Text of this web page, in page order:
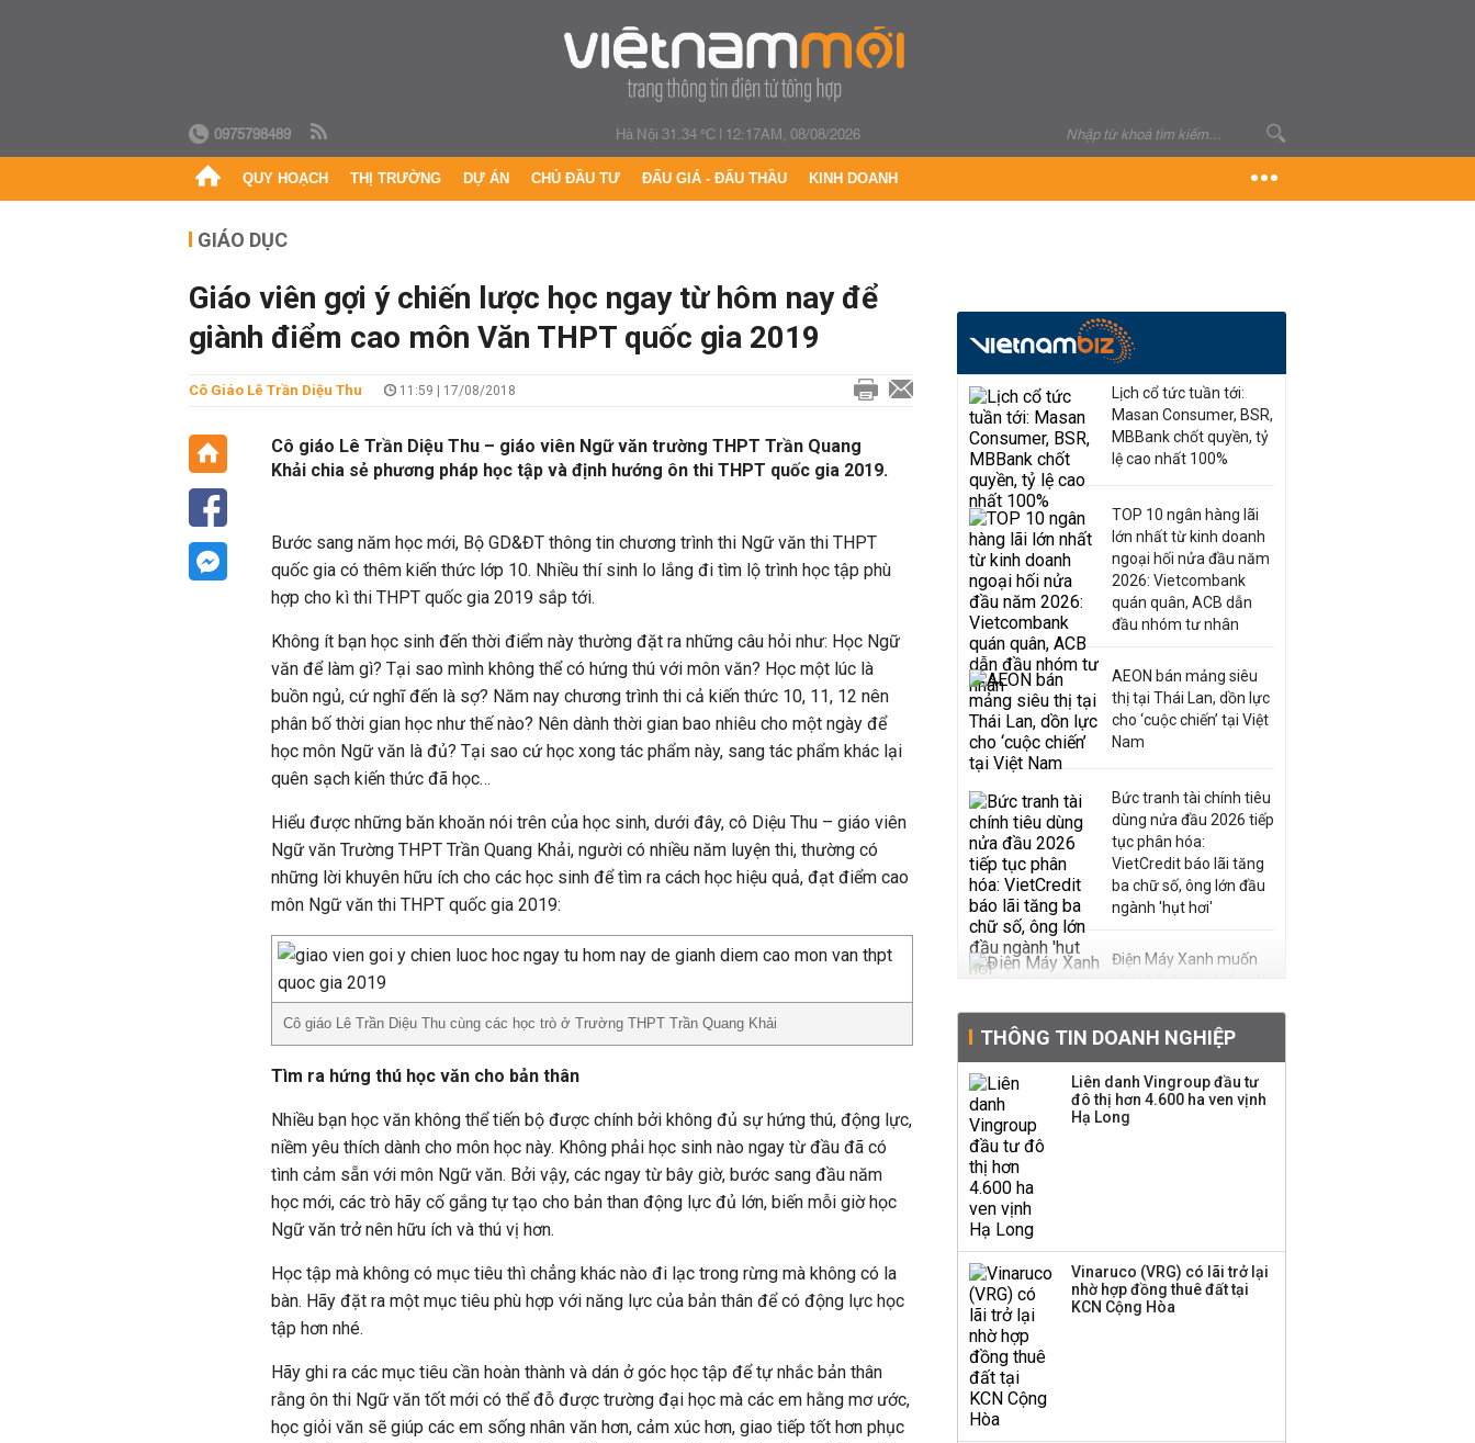
0975798489 Hà Nội 31.34 °C| 12:17AM, 08/08/2026
QUY HOẠCH THỊ TRƯỜNG DỰ ÁN CHỦ ĐẦU TƯ ĐẤU GIÁ - ĐẤU THẦU KINH DOANH
GIÁO DỤC
Giáo viên gợi ý chiến lược học ngay từ hôm nay để
giành điểm cao môn Văn THPT quốc gia 2019
Cô Giáo Lê Trần Diệu Thu 11:59 | 17/08/2018
Cô giáo Lê Trần Diệu Thu – giáo viên Ngữ văn trường THPT Trần Quang
Khải chia sẻ phương pháp học tập và định hướng ôn thi THPT quốc gia 2019.
Bước sang năm học mới, Bộ GD&ĐT thông tin chương trình thi Ngữ văn thi THPT
quốc gia có thêm kiến thức lớp 10. Nhiều thí sinh lo lắng đi tìm lộ trình học tập phù
hợp cho kì thi THPT quốc gia 2019 sắp tới.
Không ít bạn học sinh đến thời điểm này thường đặt ra những câu hỏi như: Học Ngữ
văn để làm gì? Tại sao mình không thể có hứng thú với môn văn? Học một lúc là
buồn ngủ, cứ nghĩ đến là sợ? Năm nay chương trình thi cả kiến thức 10, 11, 12 nên
phân bố thời gian học như thế nào? Nên dành thời gian bao nhiêu cho một ngày để
học môn Ngữ văn là đủ? Tại sao cứ học xong tác phẩm này, sang tác phẩm khác lại
quên sạch kiến thức đã học…
Hiểu được những băn khoăn nói trên của học sinh, dưới đây, cô Diệu Thu – giáo viên
Ngữ văn Trường THPT Trần Quang Khải, người có nhiều năm luyện thi, thường có
những lời khuyên hữu ích cho các học sinh để tìm ra cách học hiệu quả, đạt điểm cao
môn Ngữ văn thi THPT quốc gia 2019:
Cô giáo Lê Trần Diệu Thu cùng các học trò ở Trường THPT Trần Quang Khải
Tìm ra hứng thú học văn cho bản thân
Nhiều bạn học văn không thể tiến bộ được chính bởi không đủ sự hứng thú, động lực,
niềm yêu thích dành cho môn học này. Không phải học sinh nào ngay từ đầu đã có
tình cảm sẵn với môn Ngữ văn. Bởi vậy, các ngay từ bây giờ, bước sang đầu năm
học mới, các trò hãy cố gắng tự tạo cho bản than động lực đủ lớn, biến mỗi giờ học
Ngữ văn trở nên hữu ích và thú vị hơn.
Học tập mà không có mục tiêu thì chẳng khác nào đi lạc trong rừng mà không có la
bàn. Hãy đặt ra một mục tiêu phù hợp với năng lực của bản thân để có động lực học
tập hơn nhé.
Hãy ghi ra các mục tiêu cần hoàn thành và dán ở góc học tập để tự nhắc bản thân
rằng ôn thi Ngữ văn tốt mới có thể đỗ được trường đại học mà các em hằng mơ ước,
học giỏi văn sẽ giúp các em sống nhân văn hơn, cảm xúc hơn, giao tiếp tốt hơn phục
Lịch cổ tức tuần tới:
Masan Consumer, BSR,
MBBank chốt quyền, tỷ
lệ cao nhất 100%
TOP 10 ngân hàng lãi
lớn nhất từ kinh doanh
ngoại hối nửa đầu năm
2026: Vietcombank
quán quân, ACB dẫn
đầu nhóm tư nhân
AEON bán mảng siêu
thị tại Thái Lan, dồn lực
cho ‘cuộc chiến’ tại Việt
Nam
Bức tranh tài chính tiêu
dùng nửa đầu 2026 tiếp
tục phân hóa:
VietCredit báo lãi tăng
ba chữ số, ông lớn đầu
ngành 'hụt hơi'
Điện Máy Xanh muốn
phát hành cổ phiếu với
Sau nhịp điều chỉnh
mạnh, CTCK nhìn thấy
cơ hội ở nhóm cổ phiếu
thanh lý toàn bộ cửa
hàng
THÔNG TIN DOANH NGHIỆP
Liên danh Vingroup đầu tư
đô thị hơn 4.600 ha ven vịnh
Hạ Long
Vinaruco (VRG) có lãi trở lại
nhờ hợp đồng thuê đất tại
KCN Cộng Hòa